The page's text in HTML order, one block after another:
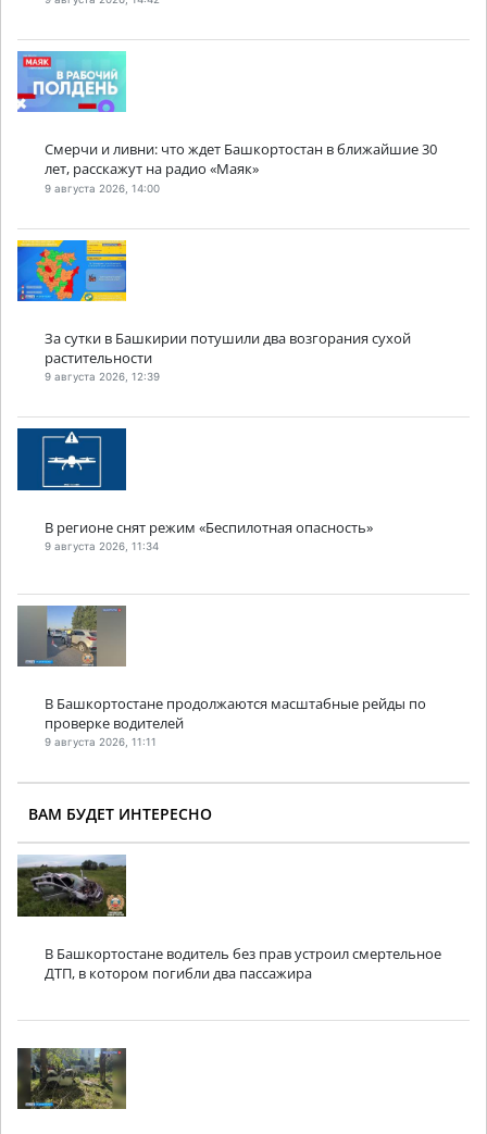
Смерчи и ливни: что ждет Башкортостан в ближайшие 30
лет, расскажут на радио «Маяк»
9 августа 2026, 14:00
За сутки в Башкирии потушили два возгорания сухой
растительности
9 августа 2026, 12:39
В регионе снят режим «Беспилотная опасность»
9 августа 2026, 11:34
В Башкортостане продолжаются масштабные рейды по
проверке водителей
9 августа 2026, 11:11
ВАМ БУДЕТ ИНТЕРЕСНО
В Башкортостане водитель без прав устроил смертельное
ДТП, в котором погибли два пассажира